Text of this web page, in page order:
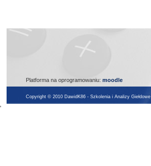
Platforma na oprogramowaniu: moodle
Copyright © 2010 DawidK86 - Szkolenia i Analizy Giełdowe
'